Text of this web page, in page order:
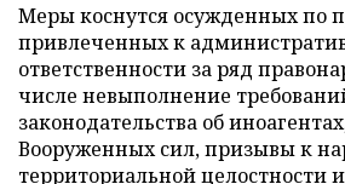
Меры коснутся осужденных по
привлеченных к
ответственности за ряд
числе невыполнение
законодательства об
Вооруженных сил, призывы к
территориальной целостности